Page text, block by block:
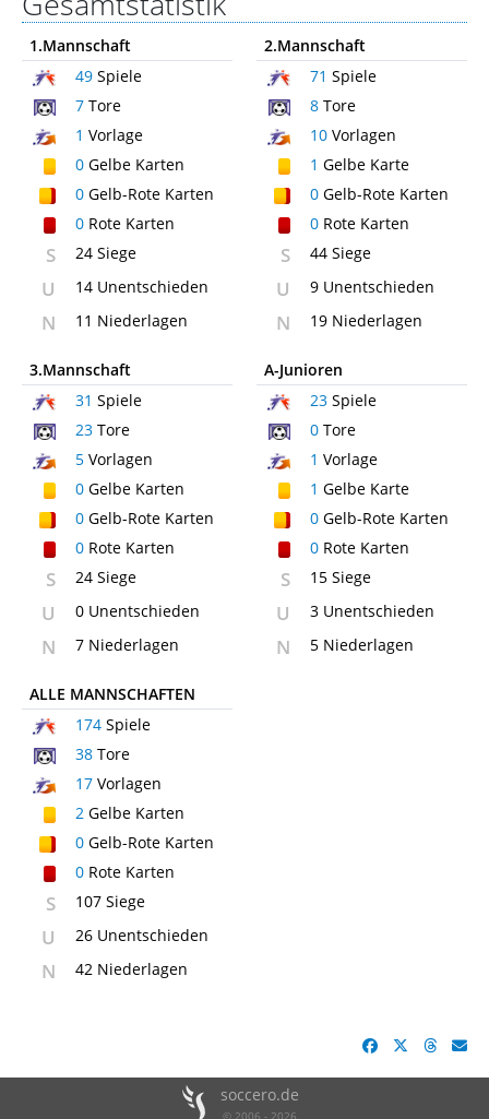
1.Mannschaft
49 Spiele
7 Tore
1 Vorlage
0 Gelbe Karten
0 Gelb-Rote Karten
0 Rote Karten
S 24 Siege
U 14 Unentschieden
N 11 Niederlagen
2.Mannschaft
71 Spiele
8Tore
10Vorlagen
1 Gelbe Karte
0Gelb-Rote Karten
0Rote Karten
S 44 Siege
U 9 Unentschieden
N 19 Niederlagen
3.Mannschaft
31 Spiele
23 Tore
5 Vorlagen
0 Gelbe Karten
0 Gelb-Rote Karten
0 Rote Karten
S 24 Siege
U 0 Unentschieden
N 7 Niederlagen
A-Junioren
23Spiele
0Tore
1 Vorlage
1 Gelbe Karte
0Gelb-Rote Karten
0Rote Karten
S 15 Siege
U 3 Unentschieden
N 5 Niederlagen
ALLE MANNSCHAFTEN
174 Spiele
38 Tore
17 Vorlagen
2 Gelbe Karten
0 Gelb-Rote Karten
0 Rote Karten
S 107 Siege
U 26 Unentschieden
N 42 Niederlagen
soccero.de